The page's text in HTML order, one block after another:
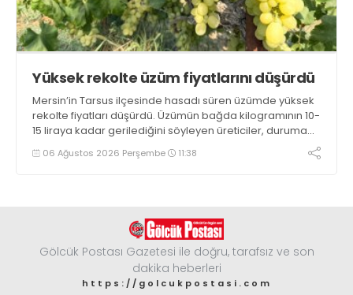
Yüksek rekolte üzüm fiyatlarını düşürdü
Mersin’in Tarsus ilçesinde hasadı süren üzümde yüksek
rekolte fiyatları düşürdü. Üzümün bağda kilogramının 10-
15 liraya kadar gerilediğini söyleyen üreticiler, duruma
tepki gösterdi
06 Ağustos 2026 Perşembe 11:38
Gölcük Postası Gazetesi ile doğru, tarafsız ve son
dakika heberleri
https://golcukpostasi.com